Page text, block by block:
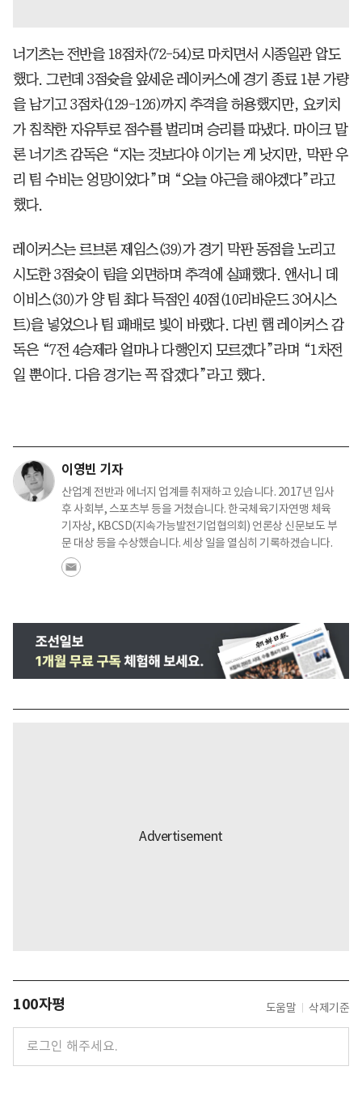
너기츠는 전반을 18점차(72-54)로 마치면서 시종일관 압도
했다. 그런데 3점슛을 앞세운 레이커스에 경기 종료 1분 가량
을 남기고 3점차(129-126)까지 추격을 허용했지만, 요키치
가 침착한 자유투로 점수를 벌리며 승리를 따냈다. 마이크 말
론 너기츠 감독은 “지는 것보다야 이기는 게 낫지만, 막판 우
리 팀 수비는 엉망이었다”며 “오늘 야근을 해야겠다”라고
했다.
레이커스는 르브론 제임스(39)가 경기 막판 동점을 노리고
시도한 3점슛이 림을 외면하며 추격에 실패했다. 앤서니 데
이비스(30)가 양 팀 최다 득점인 40점(10리바운드 3어시스
트)을 넣었으나 팀 패배로 빛이 바랬다. 다빈 햄 레이커스 감
독은 “7전 4승제라 얼마나 다행인지 모르겠다”라며 “1차전
일 뿐이다. 다음 경기는 꼭 잡겠다”라고 했다.
이영빈 기자
산업계 전반과 에너지 업계를 취재하고 있습니다. 2017년 입사
후 사회부, 스포츠부 등을 거쳤습니다. 한국체육기자연맹 체육
기자상, KBCSD(지속가능발전기업협의회) 언론상 신문보도 부
문 대상 등을 수상했습니다. 세상 일을 열심히 기록하겠습니다.
100자평 도움말 삭제기준